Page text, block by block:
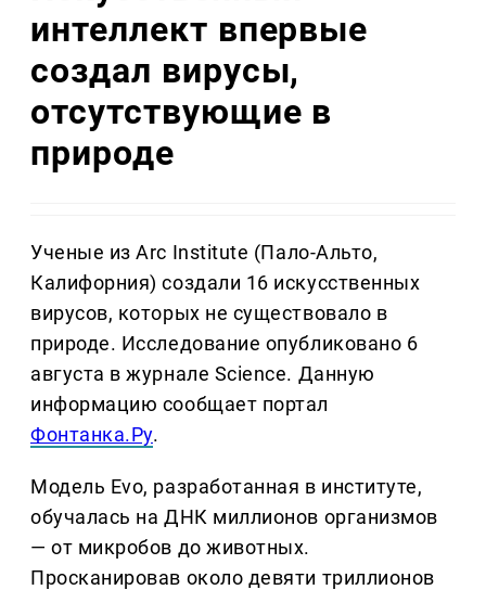
интеллект впервые
создал вирусы,
отсутствующие в
природе
Ученые из Arc Institute (Пало-Альто,
Калифорния) создали 16 искусственных
вирусов, которых не существовало в
природе. Исследование опубликовано 6
августа в журнале Science. Данную
информацию сообщает портал
Фонтанка.Ру.
Модель Evo, разработанная в институте,
обучалась на ДНК миллионов организмов
— от микробов до животных.
Просканировав около девяти триллионов